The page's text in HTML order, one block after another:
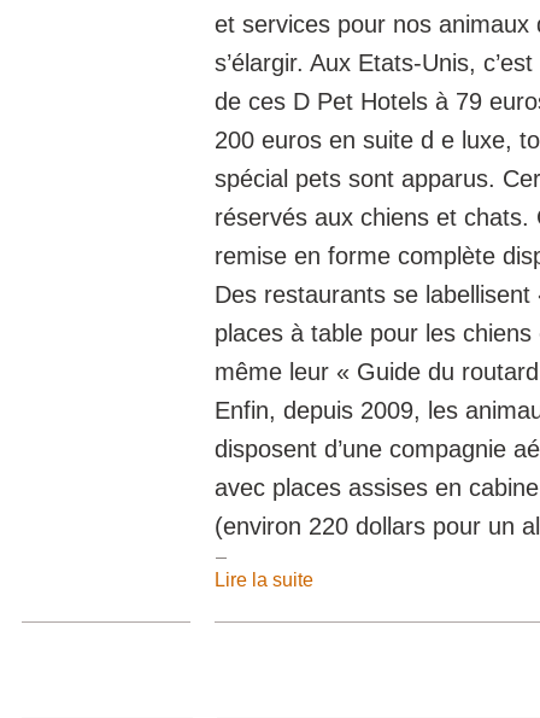
et services pour nos
s’élargir. Aux Etats-Unis,
de ces D Pet Hotels à 79
200 euros en suite d e luxe,
spécial pets sont apparus.
réservés aux chiens et chats.
remise en forme complète
Des restaurants se
places à table pour les
même leur « Guide du
Enfin, depuis 2009, les
disposent d’une compagnie
avec places assises en
(environ 220 dollars pour un
Lire la suite